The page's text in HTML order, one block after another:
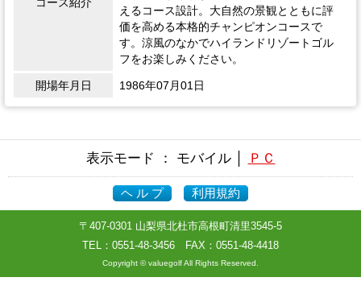
コース紹介
えるコース設計。大自然の景観とともに評
価を高める本格的チャンピオンコースで
す。涼風のなかでハイランドリゾートゴル
フをお楽しみください。
開場年月日 1986年07月01日
表示モード ： モバイル │ ＰＣ
ヘ ル プ 利用規約
〒407-0301 山梨県北杜市高根町清里3545-5
TEL： 0551-48-3456 FAX：0551-48-4418
Copyright © valuegolf All Rights Reserved.